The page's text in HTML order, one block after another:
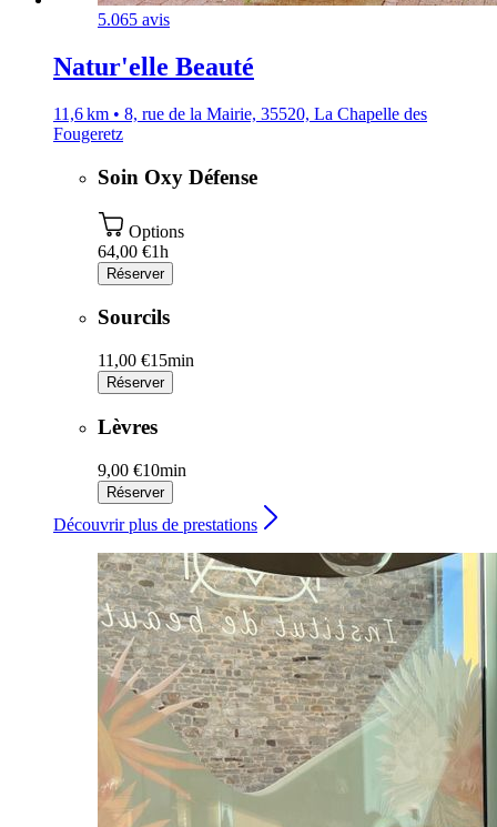
5.065 avis
Natur'elle Beauté
11,6 km • 8, rue de la Mairie, 35520, La Chapelle des
Fougeretz
Soin Oxy Défense
Options
64,00 €1h
Réserver
Sourcils
11,00 €15min
Réserver
Lèvres
9,00 €10min
Réserver
Découvrir plus de prestations